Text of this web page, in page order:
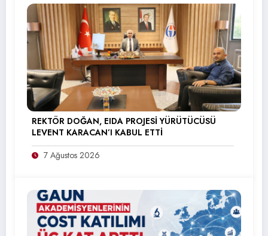
REKTÖR DOĞAN, EIDA PROJESİ YÜRÜTÜCÜSÜ
LEVENT KARACAN’I KABUL ETTİ
7 Ağustos 2026